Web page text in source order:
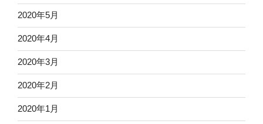
2020年5月
2020年4月
2020年3月
2020年2月
2020年1月